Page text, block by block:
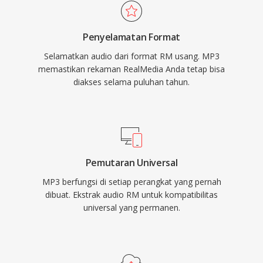
organisasi berita, institusi pendidikan, dan
perpustakaan media yang mengadopsi
popularitasnya.
media, sistem operasi, dan perangkat portabel.
Penyelamatan Format
Selamatkan audio dari format RM usang. MP3
memastikan rekaman RealMedia Anda tetap bisa
diakses selama puluhan tahun.
Pemutaran Universal
MP3 berfungsi di setiap perangkat yang pernah
dibuat. Ekstrak audio RM untuk kompatibilitas
universal yang permanen.